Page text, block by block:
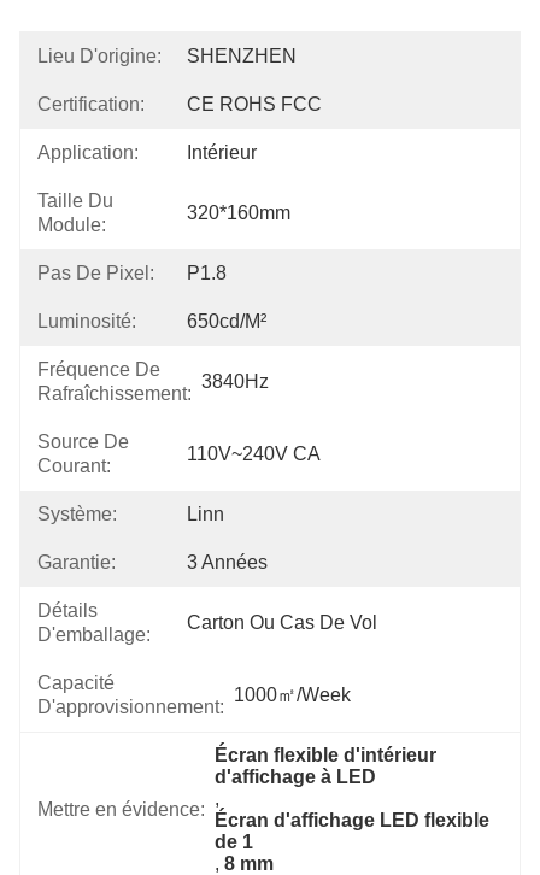
Lieu D'origine: SHENZHEN
Certification: CE ROHS FCC
Application: Intérieur
Taille Du
Module:
320*160mm
Pas De Pixel: P1.8
Luminosité: 650cd/m²
Fréquence De
Rafraîchissement:
3840Hz
Source De
Courant:
110V~240V CA
Système: Linn
Garantie: 3 Années
Détails
D'emballage:
Carton Ou Cas De Vol
Capacité
D'approvisionnement:
1000㎡/week
Mettre en évidence:
Écran flexible d'intérieur
d'affichage à LED
,
Écran d'affichage LED flexible
de 1
, 8 mm